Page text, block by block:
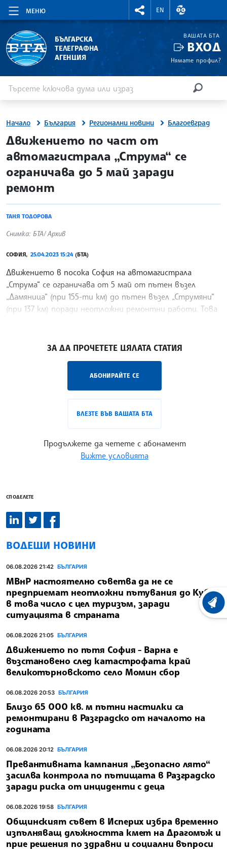
МЕНЮ
RIGHTMENU.SOCIAL
EN
ВАЛУТНИ
БЪЛГАРСКА
ТЕЛЕГРАФНА
АГЕНЦИЯ
ВАШАТА БТА
ВХОД
Нямате профил?
Начало България Регионални новини Благоевград
site.bta
Движението по част от
автомагистрала „Струма“ се
ограничава до 5 май заради
ремонт
ТАНЯ ТОДОРОВА
Снимка: БТА/ Архив
СОФИЯ, 25.04.2023 15:24 (БТА)
Движението в посока София на автомагистрала
„Струма“ се ограничава от 5 май от пътен възел
„Дамяница“ (при 155-ти км) до пътен възел „Струмяни“
(при 137 км) поради неотложни ремонтни работи. Това
ЗА ДА ПРОЧЕТЕТЕ ЦЯЛАТА СТАТИЯ
АБОНИРАЙТЕ СЕ
ВЛЕЗТЕ ВЪВ ВАШАТА БТА
Продължете да четете с абонамент
Вижте условията
СПОДЕЛЕТЕ
ВОДЕЩИ НОВИНИ
06.08.2026 21:42 БЪЛГАРИЯ
МВнР настоятелно съветва да не се
предприемат неотложни пътувания до Куба,
в това число с цел туризъм, заради
ситуацията в страната
06.08.2026 21:05 БЪЛГАРИЯ
Движението по пътя София - Варна е
възстановено след катастрофата край
великотърновското село Момин сбор
06.08.2026 20:53 БЪЛГАРИЯ
Близо 65 000 кв. м пътни настилки са
ремонтирани в Разградско от началото на
годината
06.08.2026 20:12 БЪЛГАРИЯ
Превантивната кампания „Безопасно лято“
засилва контрола по пътищата в Разградско
заради риска от инциденти с деца
06.08.2026 19:58 БЪЛГАРИЯ
Общинският съвет в Исперих избра временно
изпълняващ длъжността кмет на Драгомъж и
прие решения по здравни и социални въпроси